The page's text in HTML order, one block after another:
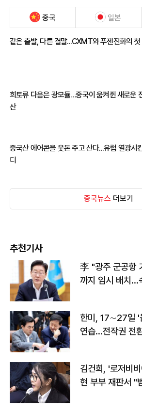
중국 일본
같은 출발, 다른 결말...CXMT와 푸젠진화의 첫
희토류 다음은 광모듈…중국이 움켜쥔 새로운
산
중국산 에어콘을 웃돈 주고 산다...유럽 열광시
디
중국뉴스 더보기
추천기사
李 "광주 군공항
까지 임시 배치…
한미, 17∼27일 '
연습…전작권 전
김건희, '로저비
현 부부 재판서 "